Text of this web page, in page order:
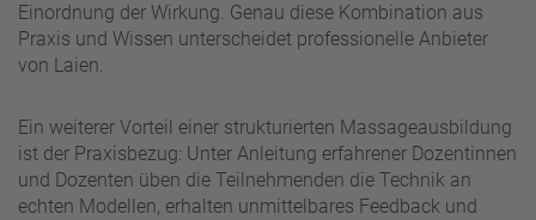
Einordnung der Wirkung. Genau diese Kombination aus
Praxis und Wissen unterscheidet professionelle Anbieter
von Laien.
Ein weiterer Vorteil einer strukturierten Massageausbildung
ist der Praxisbezug: Unter Anleitung erfahrener Dozentinnen
und Dozenten üben die Teilnehmenden die Technik an
echten Modellen, erhalten unmittelbares Feedback und